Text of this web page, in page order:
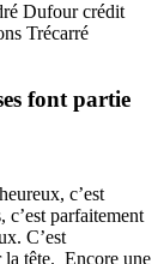
Dufour crédit
Trécarré
font partie
c’est
c’est parfaitement
C’est
la tête. Encore une